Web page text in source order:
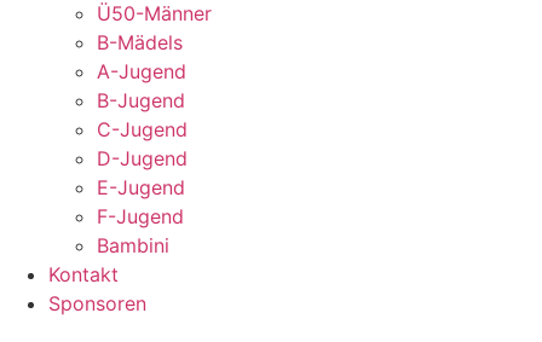
Ü50-Männer
B-Mädels
A-Jugend
B-Jugend
C-Jugend
D-Jugend
E-Jugend
F-Jugend
Bambini
Kontakt
Sponsoren